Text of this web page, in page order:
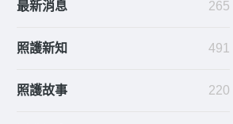
最新消息 265
照護新知 491
照護故事 220